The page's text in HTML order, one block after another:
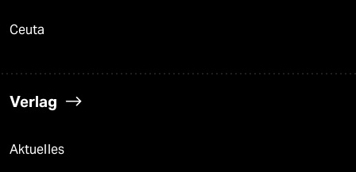
Ceuta
Verlag
Aktuelles